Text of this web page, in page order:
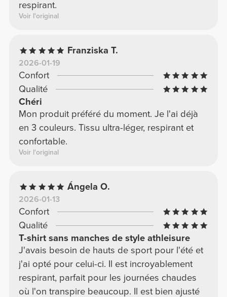
respirant.
Voir l'original
Franziska T.
2026-01-19
Confort
Qualité
Chéri
Mon produit préféré du moment. Je l'ai déjà
en 3 couleurs. Tissu ultra-léger, respirant et
confortable.
Voir l'original
Ángela O.
2026-01-13
Confort
Qualité
T-shirt sans manches de style athleisure
J'avais besoin de hauts de sport pour l'été et
j'ai opté pour celui-ci. Il est incroyablement
respirant, parfait pour les journées chaudes
où l'on transpire beaucoup. Il est bien ajusté